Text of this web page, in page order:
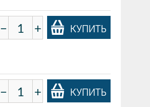
− + КУПИТЬ
− + КУПИТЬ